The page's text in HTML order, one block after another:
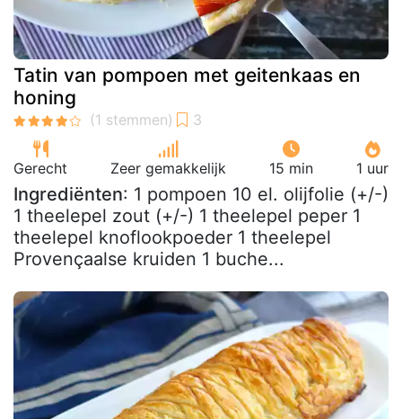
Tatin van pompoen met geitenkaas en
honing
Gerecht Zeer gemakkelijk 15 min 1 uur
Ingrediënten: 1 pompoen 10 el. olijfolie (+/-)
1 theelepel zout (+/-) 1 theelepel peper 1
theelepel knoflookpoeder 1 theelepel
Provençaalse kruiden 1 buche...